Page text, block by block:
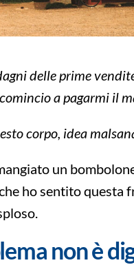
delle prime
a pagarmi il
corpo, idea
un
ho sentito questa
non è